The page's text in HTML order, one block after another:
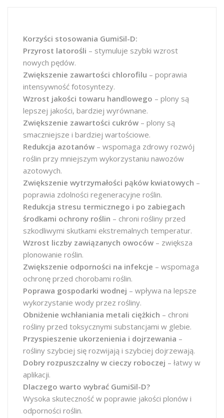
Korzyści stosowania GumiSil-D:
Przyrost latorośli – stymuluje szybki wzrost
nowych pędów.
Zwiększenie zawartości chlorofilu – poprawia
intensywność fotosyntezy.
Wzrost jakości towaru handlowego – plony są
lepszej jakości, bardziej wyrównane.
Zwiększenie zawartości cukrów – plony są
smaczniejsze i bardziej wartościowe.
Redukcja azotanów – wspomaga zdrowy rozwój
roślin przy mniejszym wykorzystaniu nawozów
azotowych.
Zwiększenie wytrzymałości pąków kwiatowych –
poprawia zdolności regeneracyjne roślin.
Redukcja stresu termicznego i po zabiegach
środkami ochrony roślin – chroni rośliny przed
szkodliwymi skutkami ekstremalnych temperatur.
Wzrost liczby zawiązanych owoców – zwiększa
plonowanie roślin.
Zwiększenie odporności na infekcje – wspomaga
ochronę przed chorobami roślin.
Poprawa gospodarki wodnej – wpływa na lepsze
wykorzystanie wody przez rośliny.
Obniżenie wchłaniania metali ciężkich – chroni
rośliny przed toksycznymi substancjami w glebie.
Przyspieszenie ukorzenienia i dojrzewania –
rośliny szybciej się rozwijają i szybciej dojrzewają.
Dobry rozpuszczalny w cieczy roboczej – łatwy w
aplikacji.
Dlaczego warto wybrać GumiSil-D?
Wysoka skuteczność w poprawie jakości plonów i
odporności roślin.